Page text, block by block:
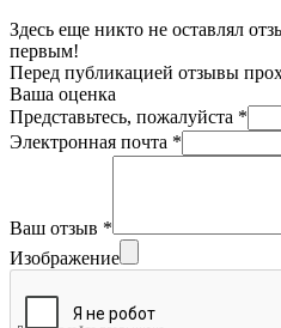
Здесь еще никто не оставлял
первым!
Перед публикацией отзывы
Ваша оценка
Представьтесь, пожалуйста *
Электронная почта *
Ваш отзыв *
Изображение